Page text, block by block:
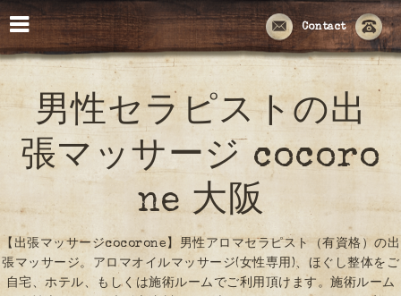
Contact
男性セラピストの出
張マッサージ cocoro
ne 大阪
【出張マッサージcocorone】男性アロマセラピスト（有資格）の出
張マッサージ。アロマオイルマッサージ(女性専用)、ほぐし整体をご
自宅、ホテル、もしくは施術ルームでご利用頂けます。施術ルーム